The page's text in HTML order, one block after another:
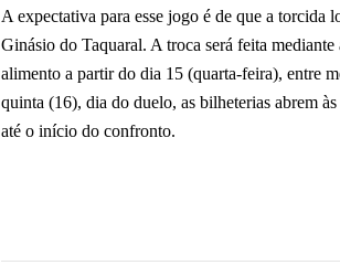
A expectativa para esse jogo é de que a torcida
Ginásio do Taquaral. A troca será feita
alimento a partir do dia 15 (quarta-feira), entre
quinta (16), dia do duelo, as bilheterias abrem
até o início do confronto.